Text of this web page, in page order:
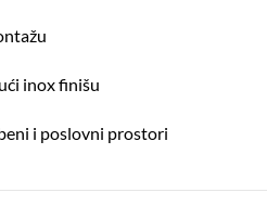
inox finišu
i poslovni prostori